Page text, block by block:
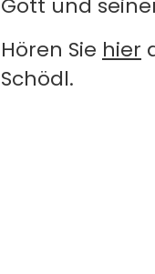
Gott und
Hören Sie hier
Schödl.